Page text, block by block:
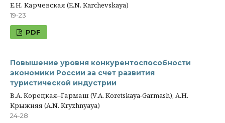
Е.Н. Карчевская (E.N. Karchevskaya)
19-23
PDF
Повышение уровня конкурентоспособности
экономики России за счет развития
туристической индустрии
В.А. Корецкая–Гармаш (V.A. Koretskaya-Garmash), А.Н.
Крыжняя (A.N. Kryzhnyaya)
24-28